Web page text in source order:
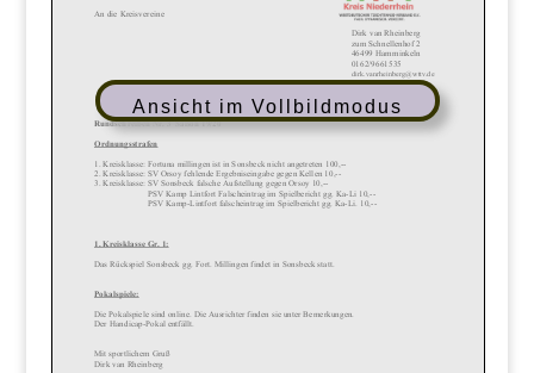
Ansicht im Vollbildmodus